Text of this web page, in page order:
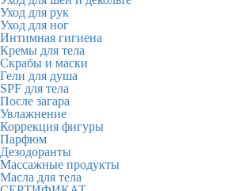
Уход для рук
Уход для ног
Интимная гигиена
Кремы для тела
Скрабы и маски
Гели для душа
SPF для тела
После загара
Увлажнение
Коррекция фигуры
Парфюм
Дезодоранты
Массажные продукты
Масла для тела